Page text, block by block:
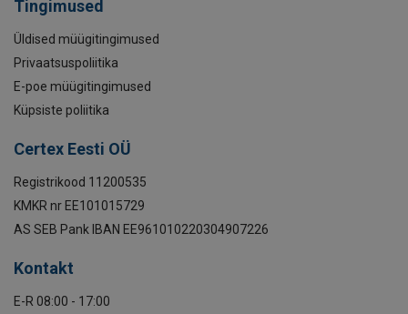
Tingimused
Üldised müügitingimused
Privaatsuspoliitika
E-poe müügitingimused
Küpsiste poliitika
Certex Eesti OÜ
Registrikood 11200535
KMKR nr EE101015729
AS SEB Pank IBAN EE961010220304907226
Kontakt
E-R 08:00 - 17:00